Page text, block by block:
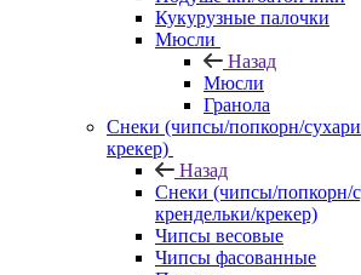
Кукурузные палочки
Мюсли
Назад
Мюсли
Гранола
Снеки (чипсы/попкорн/
крекер)
Назад
Снеки (чипсы/попкорн/
крендельки/крекер)
Чипсы весовые
Чипсы фасованные